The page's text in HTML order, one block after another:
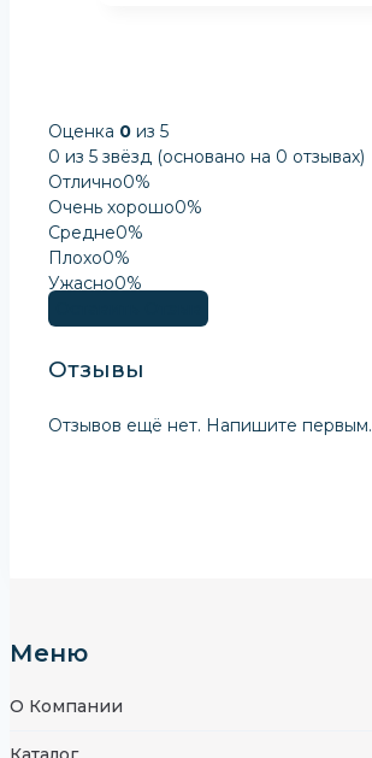
Оценка 0 из 5
0 из 5 звёзд (основано на 0 отзывах)
Отлично0%
Очень хорошо0%
Средне0%
Плохо0%
Ужасно0%
Отзывы
Отзывов ещё нет. Напишите первым.
Меню
О Компании